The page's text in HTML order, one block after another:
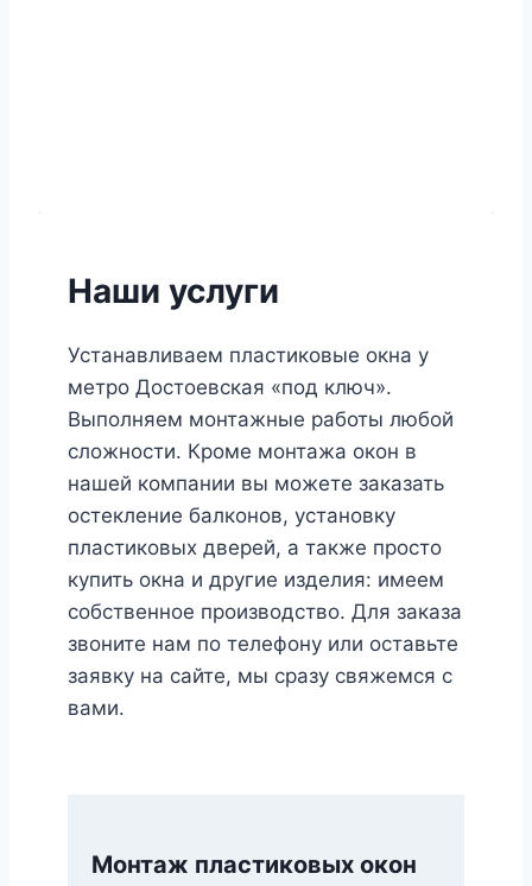
Наши услуги
Устанавливаем пластиковые окна у
метро Достоевская «под ключ».
Выполняем монтажные работы любой
сложности. Кроме монтажа окон в
нашей компании вы можете заказать
остекление балконов, установку
пластиковых дверей, а также просто
купить окна и другие изделия: имеем
собственное производство. Для заказа
звоните нам по телефону или оставьте
заявку на сайте, мы сразу свяжемся с
вами.
Монтаж пластиковых окон